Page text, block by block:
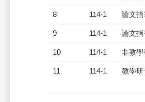
8 114-1 論文
9 114-1 論文
10 114-1 非教
11 114-1 教學研